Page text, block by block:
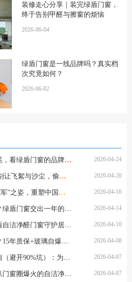
装修走心分享｜装完绿盾门窗，
终于告别甲醛与擦窗的烦恼
2026-06-04
绿盾门窗是一线品牌吗？真实档
次究竟如何？
2026-06-02
门窗的品牌定力与破局之道 2026-04-24
沙尘，偷走家人的健康 2026-04-20
重塑中国高端门窗新格局 2026-04-16
窗交出一年的使用答卷 2026-04-14
净醛门窗守护居家清净 2026-04-10
璃自爆全赔，这保障够硬核！ 2026-04-08
：为什么懂行的人都选绿盾门窗？ 2026-04-07
的自洁净醛，到底值不值得选 2026-04-07